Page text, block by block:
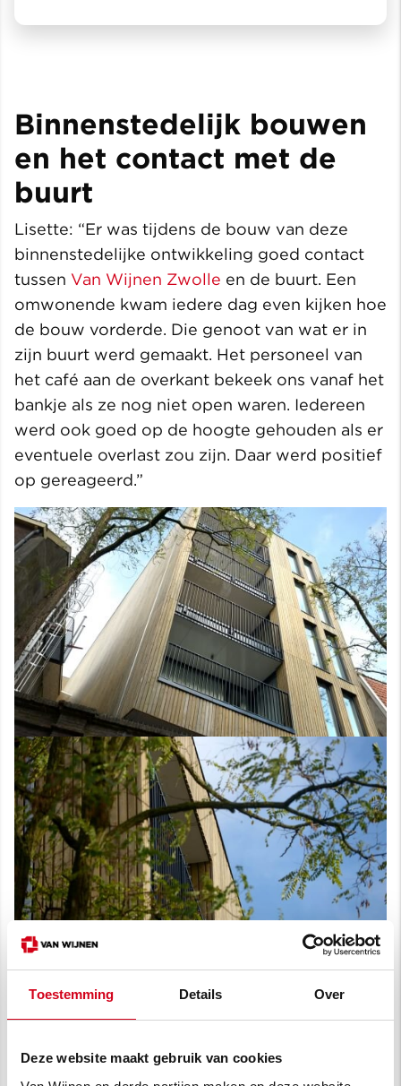
Toestemming Details Over
Deze website maakt gebruik van cookies
Binnenstedelijk bouwen
en het contact met de
buurt
Lisette: “Er was tijdens de bouw van deze
binnenstedelijke ontwikkeling goed contact
tussen Van Wijnen Zwolle en de buurt. Een
omwonende kwam iedere dag even kijken hoe
de bouw vorderde. Die genoot van wat er in
zijn buurt werd gemaakt. Het personeel van
het café aan de overkant bekeek ons vanaf het
bankje als ze nog niet open waren. Iedereen
werd ook goed op de hoogte gehouden als er
eventuele overlast zou zijn. Daar werd positief
op gereageerd.”